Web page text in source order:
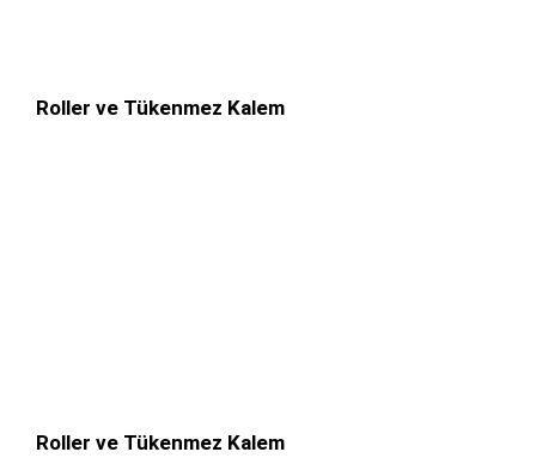
Roller ve Tükenmez Kalem
Roller ve Tükenmez Kalem